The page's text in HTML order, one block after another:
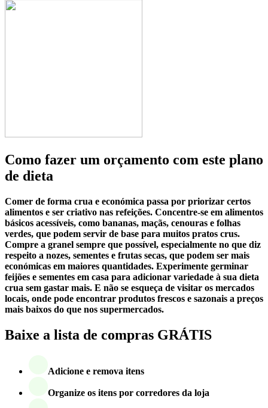
Como fazer um orçamento com este plano
de dieta
Comer de forma crua e económica passa por priorizar certos
alimentos e ser criativo nas refeições. Concentre-se em alimentos
básicos acessíveis, como bananas, maçãs, cenouras e folhas
verdes, que podem servir de base para muitos pratos crus.
Compre a granel sempre que possível, especialmente no que diz
respeito a nozes, sementes e frutas secas, que podem ser mais
económicas em maiores quantidades. Experimente germinar
feijões e sementes em casa para adicionar variedade à sua dieta
crua sem gastar mais. E não se esqueça de visitar os mercados
locais, onde pode encontrar produtos frescos e sazonais a preços
mais baixos do que nos supermercados.
Baixe a lista de compras GRÁTIS
Adicione e remova itens
Organize os itens por corredores da loja